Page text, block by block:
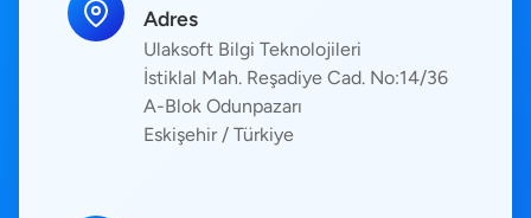
Adres
Ulaksoft Bilgi Teknolojileri
İstiklal Mah. Reşadiye Cad. No:14/36
A-Blok Odunpazarı
Eskişehir / Türkiye